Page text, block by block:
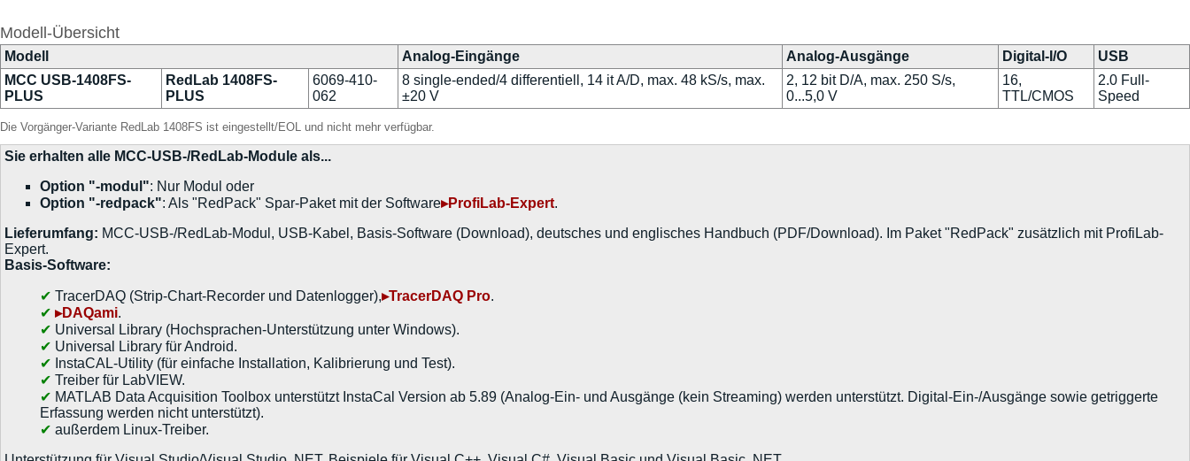
Modell-Übersicht
Modell Analog-Eingänge Analog-Ausgänge Digital-I/O
USB
MCC USB-1408FS-
PLUS
RedLab 1408FS-
PLUS
6069-410-
062
8 single-ended/4 differentiell, 14 it A/D, max. 48 kS/s, max.
±20 V
2, 12 bit D/A, max. 250 S/s,
0...5,0 V
16,
TTL/CMOS
2.0 Full-
Speed
Die Vorgänger-Variante RedLab 1408FS ist eingestellt/EOL und nicht mehr verfügbar.
Sie erhalten alle MCC-USB-/RedLab-Module als...
Option "-modul": Nur Modul oder
Option "-redpack": Als "RedPack" Spar-Paket mit der Software▸ProfiLab-Expert.
Lieferumfang: MCC-USB-/RedLab-Modul, USB-Kabel, Basis-Software (Download), deutsches und englisches Handbuch (PDF/Download). Im Paket "RedPack" zusätzlich mit ProfiLab-
Expert.
Basis-Software:
TracerDAQ (Strip-Chart-Recorder und Datenlogger),▸TracerDAQ Pro.
▸DAQami.
Universal Library (Hochsprachen-Unterstützung unter Windows).
Universal Library für Android.
InstaCAL-Utility (für einfache Installation, Kalibrierung und Test).
Treiber für LabVIEW.
MATLAB Data Acquisition Toolbox unterstützt InstaCal Version ab 5.89 (Analog-Ein- und Ausgänge (kein Streaming) werden unterstützt. Digital-Ein-/Ausgänge sowie getriggerte
Erfassung werden nicht unterstützt).
außerdem Linux-Treiber.